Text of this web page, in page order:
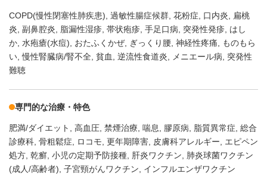
COPD(慢性閉塞性肺疾患) 過敏性腸症候群 花粉症 口内炎
扁桃
炎 副鼻腔炎 脂漏性湿疹 帯状疱疹 手足口病 突発性発疹 はし
か 水疱瘡(水痘) おたふくかぜ ぎっくり腰 神経性疼痛
ものもら
い 慢性腎臓病/腎不全 貧血 逆流性食道炎 メニエール病
突発性
難聴
専門的な治療・特色
肥満/ダイエット 高血圧 禁煙治療 喘息 膠原病 脂質異常症 総合
診療科 骨粗鬆症 ロコモ 更年期障害 皮膚科アレルギー
エピペン
処方 乾癬 小児の定期予防接種 肝炎ワクチン
肺炎球菌ワクチン
(成人/高齢者) 子宮頸がんワクチン インフルエンザワクチン